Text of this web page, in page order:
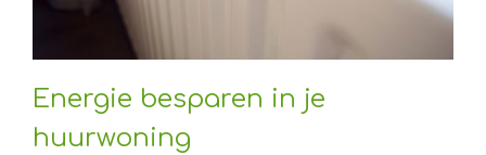
Energie besparen in je
huurwoning